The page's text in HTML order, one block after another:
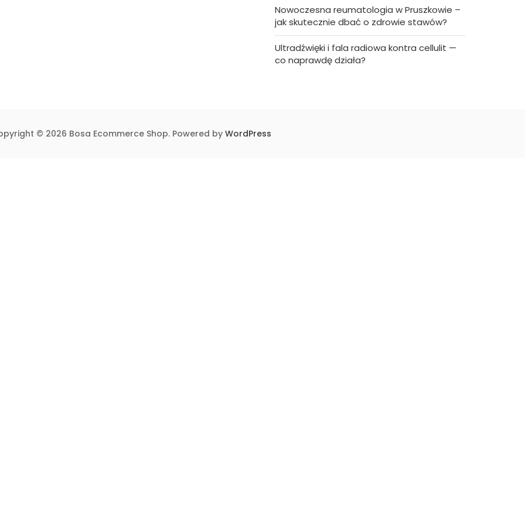
Nowoczesna reumatologia w Pruszkowie –
jak skutecznie dbać o zdrowie stawów?
Ultradźwięki i fala radiowa kontra cellulit —
co naprawdę działa?
© 2026 Bosa Ecommerce Shop. Powered by WordPress